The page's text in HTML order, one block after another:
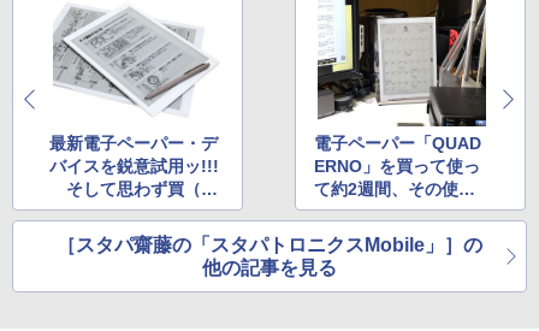
最新電子ペーパー・デ
バイスを鋭意試用ッ!!!
そして思わず買（以
下略）
電子ペーパー「QUAD
ERNO」を買って使っ
て約2週間、その使い
心地は?
［スタパ齋藤の「スタパトロニクスMobile」］の
他の記事を見る